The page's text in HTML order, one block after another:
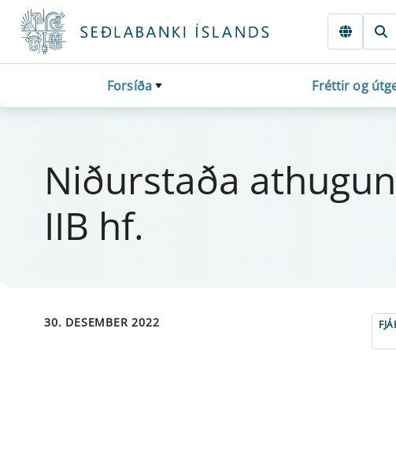
Fara beint í Meginmál
Forsíða Fréttir og
Niðurstaða
IIB hf.
30. DESEMBER 2022